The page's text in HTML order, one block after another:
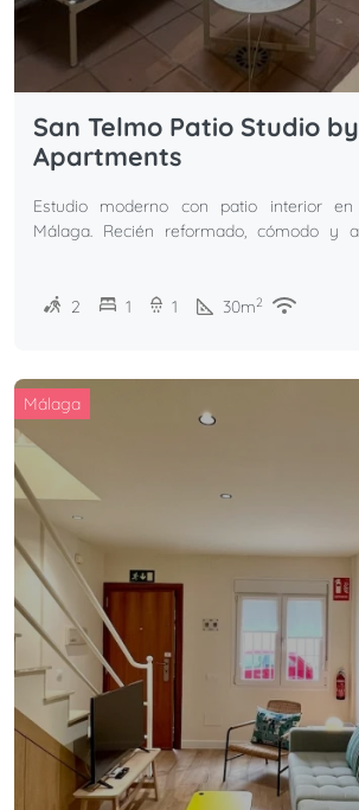
San Telmo Patio Studio by
Apartments
Estudio moderno con patio interior
Málaga. Recién reformado, cómodo y
2 1 1 30m2
Málaga